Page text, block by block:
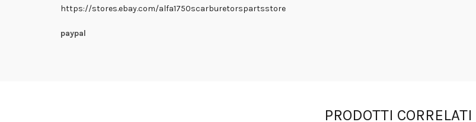
https://stores.ebay.com/alfa1750scarburetorspartsstore
paypal
PRODOTTI CORRELATI